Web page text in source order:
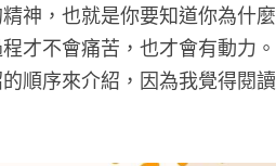
神，也就是你要知道你為什麼
才不會痛苦，也才會有動力。
順序來介紹，因為我覺得閱讀